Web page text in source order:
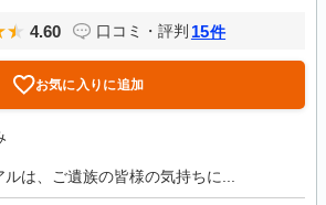
4.60 口コミ・評判 15件
お気に入りに追加
は、ご遺族の皆様の気持ちに...